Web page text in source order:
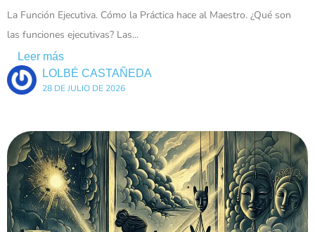
La Función Ejecutiva. Cómo la Práctica hace al Maestro. ¿Qué son
las funciones ejecutivas? Las...
Leer más
LOLBÉ CASTAÑEDA
28 DE JULIO DE 2026